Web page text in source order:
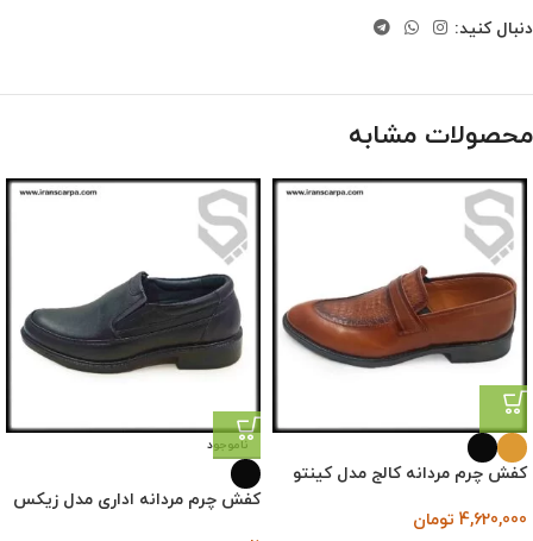
دنبال کنید:
محصولات مشابه
کفش چرم مردانه کالج مدل کینتو
4,620,000 تومان
ناموجود
کفش چرم مردانه اداری مدل زیکس